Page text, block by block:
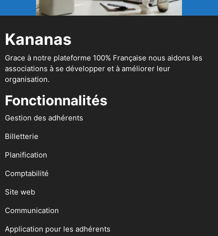
Kananas
Grace à notre plateforme 100% Française nous aidons les
associations à se développer et à améliorer leur
organisation.
Fonctionnalités
Gestion des adhérents
Billetterie
Planification
Comptabilité
Site web
Communication
Application pour les adhérents